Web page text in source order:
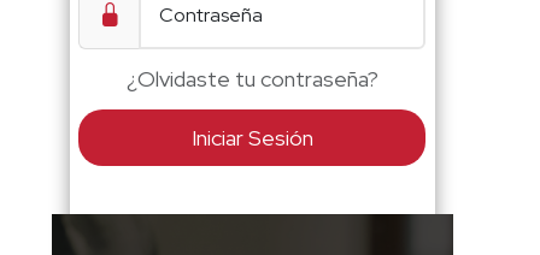
¿Olvidaste tu contraseña?
Iniciar Sesión